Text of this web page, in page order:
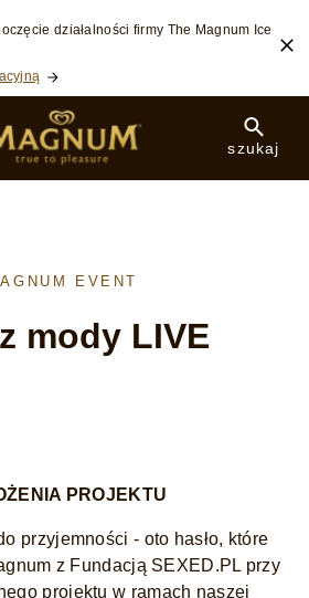
działalności firmy The Magnum Ice
szukaj
EVENT
mody LIVE
PROJEKTU
przyjemności - oto hasło, które
z Fundacją SEXED.PL przy
projektu w ramach naszej